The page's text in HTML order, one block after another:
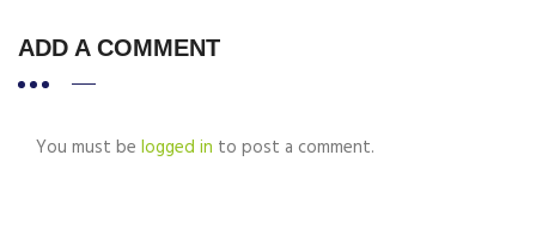
ADD A COMMENT
You must be logged in to post a comment.